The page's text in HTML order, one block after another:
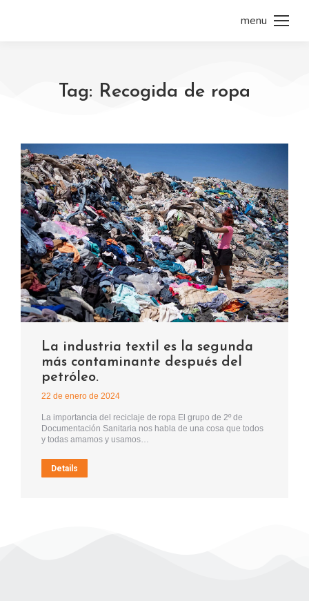
menu
Tag: Recogida de ropa
La industria textil es la segunda
más contaminante después del
petróleo.
22 de enero de 2024
La importancia del reciclaje de ropa El grupo de 2º de
Documentación Sanitaria nos habla de una cosa que todos
y todas amamos y usamos…
Details